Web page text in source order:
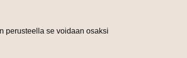
perusteella se voidaan osaksi